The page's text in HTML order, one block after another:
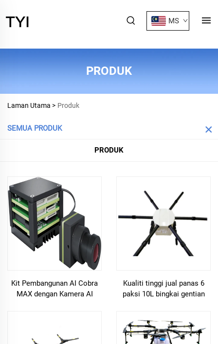
MS
PRODUK
Laman Utama > Produk
SEMUA PRODUK
PRODUK
Kit Pembangunan AI Cobra
MAX dengan Kamera AI
Kualiti tinggi jual panas 6
paksi 10L bingkai gentian